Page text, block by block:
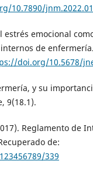
10.7890/
estrés emocional
de
doi.org/10.5678/
y su
9(18.1).
Reglamento de
de:
339